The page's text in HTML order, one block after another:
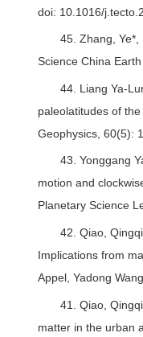
doi: 10.1016/
45. Zhang,
Science China
44. Liang Ya-
paleolatitudes of
Geophysics, 60(5):
43. Yonggang
motion and
Planetary Science
42. Qiao,
Implications from
Appel, Yadong
41. Qiao,
matter in the urban